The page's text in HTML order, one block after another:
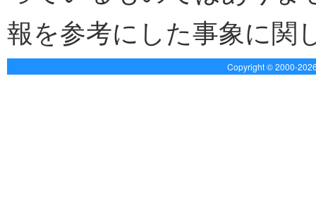
報を参考にした事象に関
Copyright © 2000-